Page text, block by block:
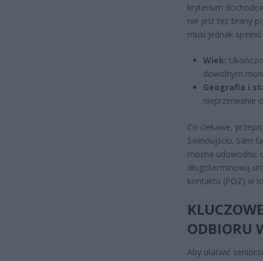
kryterium
nie jest też brany
musi jednak
Wiek:
dowolnym
Geografia i
nieprzerwanie
Co ciekawe,
Świnoujściu. Sam
można udowodnić
długoterminową
kontaktu (POZ) w
ODBIORU
Aby ułatwić